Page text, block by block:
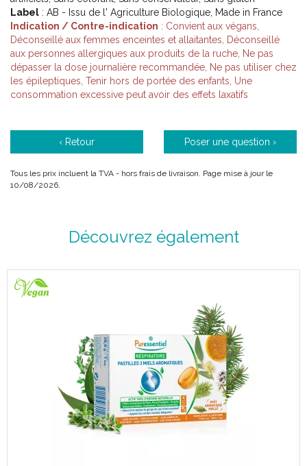
Label : AB - Issu de l' Agriculture Biologique, Made in France
Indication / Contre-indication : Convient aux végans,
Déconseillé aux femmes enceintes et allaitantes, Déconseillé
aux personnes allergiques aux produits de la ruche, Ne pas
dépasser la dose journalière recommandée, Ne pas utiliser chez
les épileptiques, Tenir hors de portée des enfants, Une
consommation excessive peut avoir des effets laxatifs
‹ Retour Poser une question ›
Tous les prix incluent la TVA - hors frais de livraison. Page mise à jour le
10/08/2026.
Découvrez également